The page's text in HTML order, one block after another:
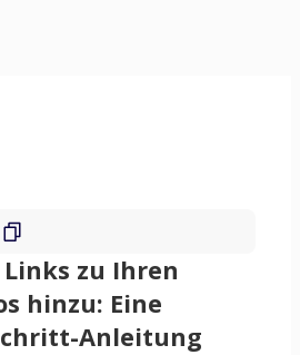
zu Ihren
hinzu: Eine
Anleitung